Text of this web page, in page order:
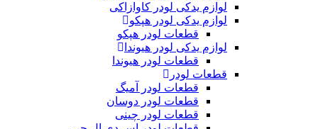
لوازم یدکی لودر کاوازاکی
لوازم یدکی لودر هپکو
قطعات لودر هپکو
لوازم یدکی لودر هیوندا
قطعات لودر هیوندا
قطعات لودر
قطعات لودر آمیگ
قطعات لودر دوسان
قطعات لودر چینی